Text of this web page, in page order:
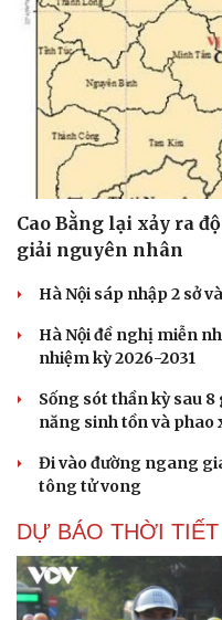
Cao Bằng lại xảy ra
giải nguyên nhân
Hà Nội sáp nhập 2 sở
Hà Nội đề nghị miễn
nhiệm kỳ 2026-2031
Sống sót thần kỳ sau
năng sinh tồn và phao
Đi vào đường ngang
tông tử vong
DỰ BÁO THỜI TIẾT